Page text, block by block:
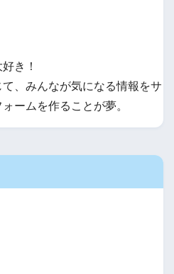
き！
、みんなが気になる情報をサ
ームを作ることが夢。